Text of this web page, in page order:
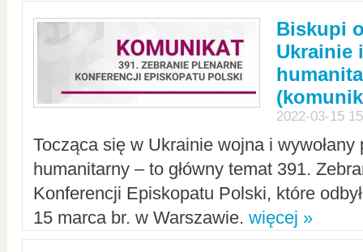
Biskupi
Ukrainie
2022-03-15
Tocząca się w Ukrainie wojna i
humanitarny – to główny temat 391.
Konferencji Episkopatu Polski, które
15 marca br. w Warszawie. więcej »